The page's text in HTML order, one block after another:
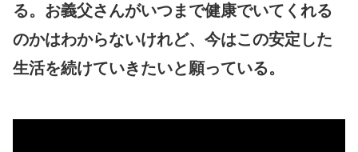
る。お義父さんがいつまで健康でいてくれる
のかはわからないけれど、今はこの安定した
生活を続けていきたいと願っている。